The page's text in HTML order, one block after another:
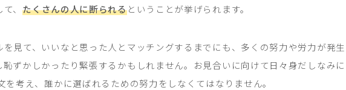
て、たくさんの人に断られるということが挙げられます。
を見て、いいなと思った人とマッチングするまでにも、多くの努力や労力が発生
恥ずかしかったり緊張するかもしれません。お見合いに向けて日々身だしなみに
を考え、誰かに選ばれるための努力をしなくてはなりません。